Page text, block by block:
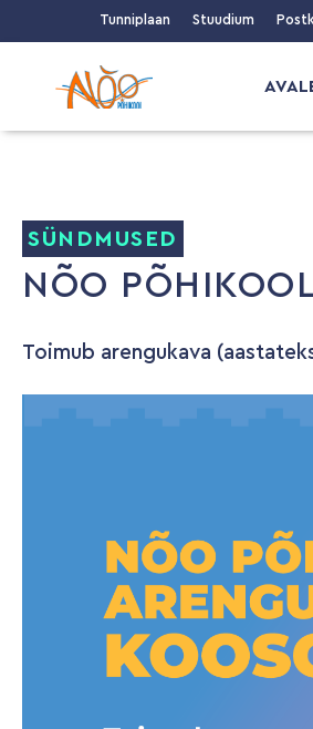
Tunniplaan Stuudium
SÜNDMUSED
NÕO
Toimub arengukava